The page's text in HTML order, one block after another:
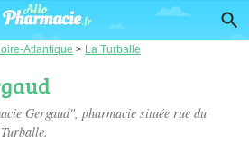
Atlantique > La Turballe
Gergaud", pharmacie située rue du